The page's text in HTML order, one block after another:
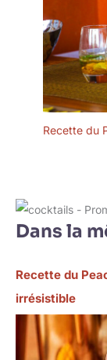
Recette du
Dans la
Recette du
irrésistible